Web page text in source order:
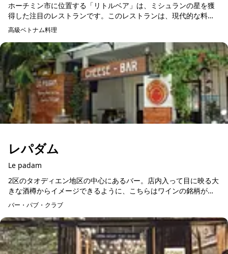
ホーチミン市に位置する「リトルベア」は、ミシュランの星を獲
得した注目のレストランです。このレストランは、現代的な料理
と地元の新鮮な食材を巧みに組み合わせており、食事のたびに驚
きと感動を提供します...
高級ベトナム料理
レパダム
Le padam
2区のタオディエン地区の中心にあるバー。店内入って目に映る大
きな酒樽からイメージできるように、こちらはワインの銘柄が充
実しているイタリア系バー。ワインのお供に最高のパートナーと
いえるチーズはヤギ...
バー・パブ・クラブ